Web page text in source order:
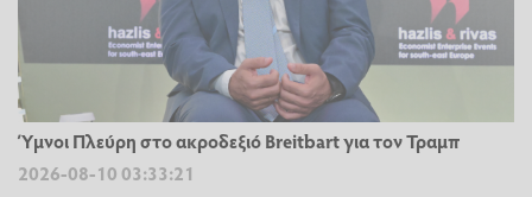
Ύμνοι Πλεύρη στο ακροδεξιό Breitbart για τον Τραμπ
2026-08-10 03:33:21